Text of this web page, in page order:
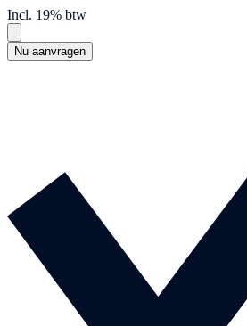
Incl. 19% btw
Nu aanvragen